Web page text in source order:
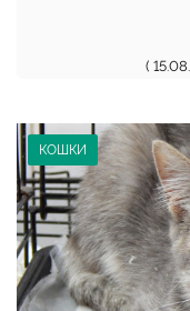
(
КОШКИ